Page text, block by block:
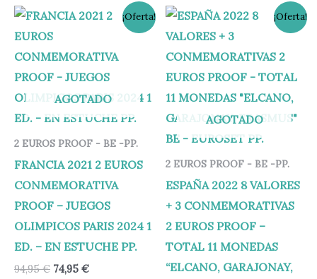
¡Oferta!
AGOTADO
2 EUROS PROOF - BE -PP.
FRANCIA 2021 2 EUROS
CONMEMORATIVA
PROOF – JUEGOS
OLIMPICOS PARIS 2024 1
ED. – EN ESTUCHE PP.
94,95€
El
precio
original
era:
94,95 €.
74,95 €
El
precio
es:
74,95 €.
¡Oferta!
AGOTADO
2 EUROS PROOF - BE -PP.
ESPAÑA 2022 8 VALORES
+ 3 CONMEMORATIVAS
2 EUROS PROOF –
TOTAL 11 MONEDAS
“ELCANO, GARAJONAY,
El
precio
original
era:
235,00 €.
El
precio
es:
165,00 €.